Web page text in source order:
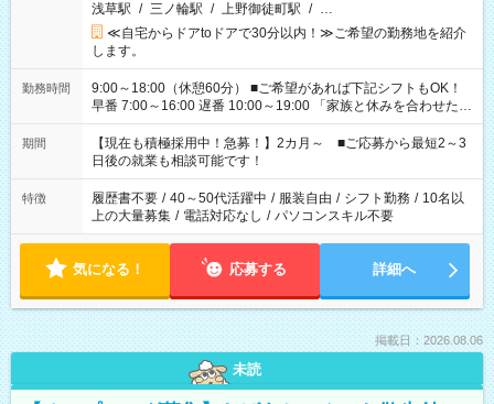
浅草駅 / 三ノ輪駅 / 上野御徒町駅 / …
≪自宅からドアtoドアで30分以内！≫ご希望の勤務地を紹介
します。
勤務時間
9:00～18:00（休憩60分） ■ご希望があれば下記シフトもOK！
早番 7:00～16:00 遅番 10:00～19:00 「家族と休みを合わせた
い」 「余裕を持って夕飯の準備がしたい」 「できれば残業はし
たくない」 など、ご希望を教えてくださいね。 ※Wワーク希望
の方へ 今ご覧のお仕事で希望する勤務時間と、もう1つのお仕事
の勤務時間。 合計で週40時間を超える場合は応募できません。
期間
【現在も積極採用中！急募！】2カ月～ ■ご応募から最短2～3
日後の就業も相談可能です！
特徴 履歴書不要 / 40～50代活躍中 / 服装自由 / シフト勤務 / 10名以
上の大量募集 / 電話対応なし / パソコンスキル不要
気になる！ 応募する 詳細へ
掲載日：2026.08.06
未読